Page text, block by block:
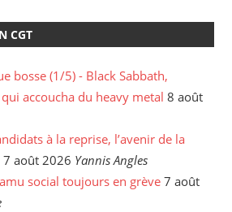
CGT
bosse (1/5) - Black Sabbath,
accoucha du heavy metal 8 août
à la reprise, l’avenir de la
7 août 2026 Yannis Angles
social toujours en grève 7 août